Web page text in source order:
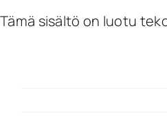
Tämä sisältö on luotu